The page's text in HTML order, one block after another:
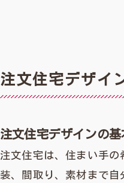
注文住宅デザイ
注文住宅デザインの
注文住宅は、住まい手
装、間取り、素材まで